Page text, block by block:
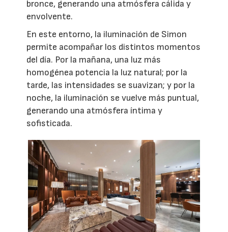
bronce, generando una atmósfera cálida y
envolvente.
En este entorno, la iluminación de Simon
permite acompañar los distintos momentos
del día. Por la mañana, una luz más
homogénea potencia la luz natural; por la
tarde, las intensidades se suavizan; y por la
noche, la iluminación se vuelve más puntual,
generando una atmósfera íntima y
sofisticada.